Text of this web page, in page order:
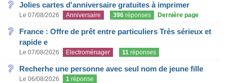
Jolies cartes d'anniversaire gratuites à imprimer
Le 07/08/2026 Anniversaire 396 réponses Dernière page
France : Offre de prêt entre particuliers Très sérieux et
rapide e
Le 07/08/2026 Electroménager 11 réponses
Recherhe une personne avec seul nom de jeune fille
Le 06/08/2026 1 réponse